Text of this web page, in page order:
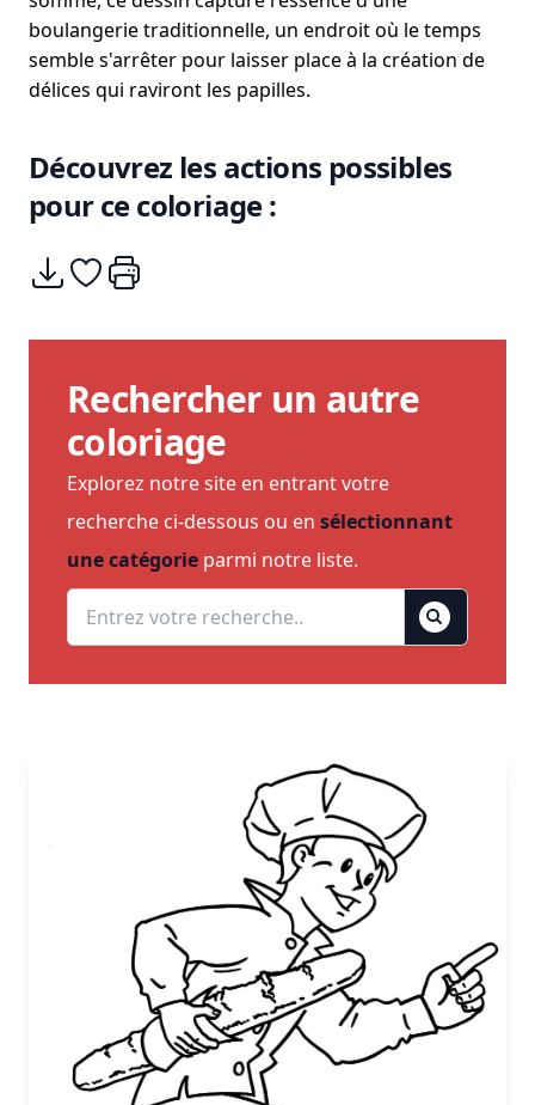
boulangerie traditionnelle, un endroit où le temps
semble s'arrêter pour laisser place à la création de
délices qui raviront les papilles.
Découvrez les actions possibles
pour ce coloriage :
Télécharger
Ajouter à mes coups de coeurs
Imprimer
Rechercher un autre
coloriage
Explorez notre site en entrant votre
recherche ci-dessous ou en sélectionnant
une catégorie parmi notre liste.